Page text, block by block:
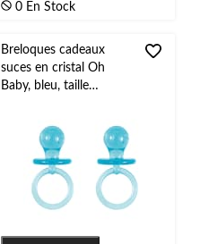
5.
évaluation
0 En Stock
Breloques cadeaux
suces en cristal Oh
Baby, bleu, taille
prénatale/dévoilement
du sexe